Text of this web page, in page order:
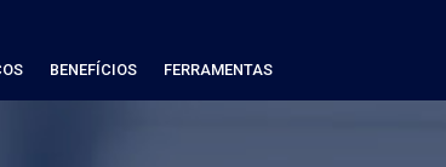
BENEFÍCIOS FERRAMENTAS